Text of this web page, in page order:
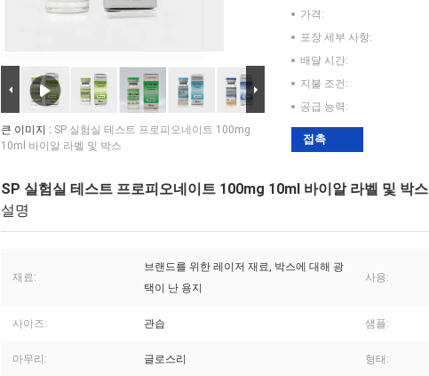
큰 이미지 : SP 실험실 테스트 프로피오네이트 100mg
10ml 바이알 라벨 및 박스
가격:
포장 세부 사항:
배달 시간:
지불 조건:
공급 능력:
접촉
SP 실험실 테스트 프로피오네이트 100mg 10ml 바이알 라벨 및 박스
설명
재료:
브랜드를 위한 레이저 재료, 박스에 대해 광
택이 난 용지
사용:
사이즈: 관습 샘플:
마무리: 글로스리 형태: